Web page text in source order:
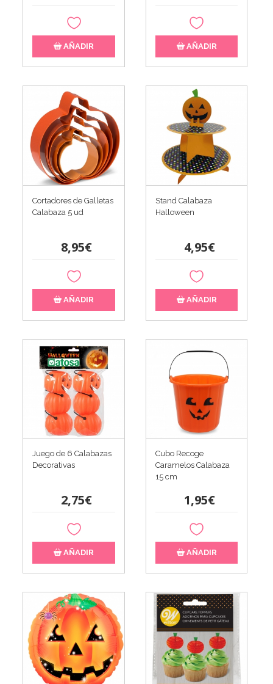
AÑADIR AÑADIR
Cortadores de Galletas
Calabaza 5 ud
8,95€
AÑADIR
Stand Calabaza
Halloween
4,95€
AÑADIR
Juego de 6 Calabazas
Decorativas
2,75€
AÑADIR
Cubo Recoge
Caramelos Calabaza
15 cm
1,95€
AÑADIR